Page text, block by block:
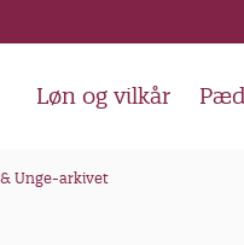
Løn og vilkår
Unge-arkivet